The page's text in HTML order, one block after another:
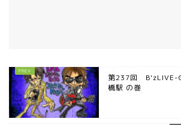
第237回
橋駅 の巻